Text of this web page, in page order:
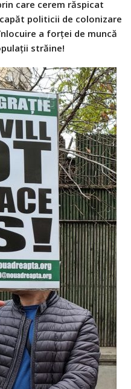
care cerem răspicat
politicii de colonizare
a forței de muncă
străine!